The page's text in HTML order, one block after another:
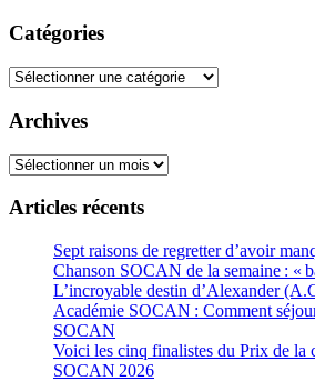
Catégories
Catégories
Archives
Archives
Articles récents
Sept raisons de regretter d’avoir
Chanson SOCAN de la semaine : «
L’incroyable destin d’Alexander
Académie SOCAN : Comment
SOCAN
Voici les cinq finalistes du Prix de la
SOCAN 2026